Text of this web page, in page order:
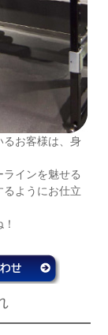
るお客様は、身
インを魅せる
るようにお仕立